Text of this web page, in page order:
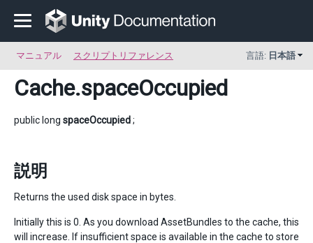
マニュアル スクリプトリファレンス 言語: 日本語
Cache.spaceOccupied
public long spaceOccupied;
説明
Returns the used disk space in bytes.
Initially this is 0. As you download AssetBundles to the cache, this
will increase. If insufficient space is available in the cache to store